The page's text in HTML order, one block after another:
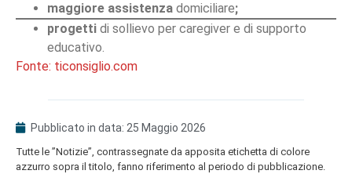
maggiore assistenza domiciliare;
progetti di sollievo per caregiver e di supporto
educativo.
Fonte: ticonsiglio.com
Pubblicato in data: 25 Maggio 2026
Tutte le ”Notizie”, contrassegnate da apposita etichetta di colore
azzurro sopra il titolo, fanno riferimento al periodo di pubblicazione.